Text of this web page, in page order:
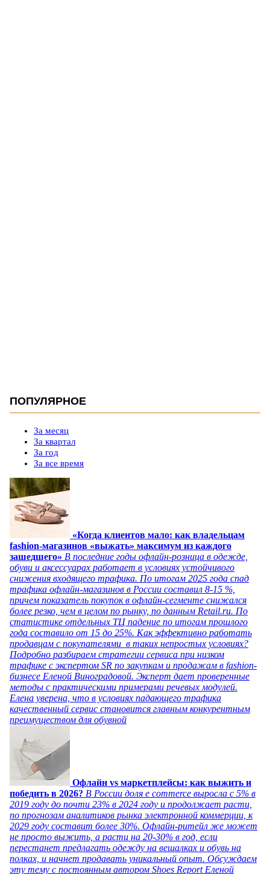
ПОПУЛЯРНОЕ
За месяц
За квартал
За год
За все время
«Когда клиентов мало: как владельцам
fashion-магазинов «выжать» максимум из каждого
зашедшего» В последние годы офлайн-розница в одежде,
обуви и аксессуарах работает в условиях устойчивого
снижения входящего трафика. По итогам 2025 года спад
трафика офлайн-магазинов в России составил 8-15 %,
причем показатель покупок в офлайн-сегменте снижался
более резко, чем в целом по рынку, по данным Retail.ru. По
статистике отдельных ТЦ падение по итогам прошлого
года составило от 15 до 25%. Как эффективно работать
продавцам с покупателями в таких непростых условиях?
Подробно разбираем стратегии сервиса при низком
трафике с экспертом SR по закупкам и продажам в fashion-
бизнесе Еленой Виноградовой. Эксперт дает проверенные
методы с практическими примерами речевых модулей.
Елена уверена, что в условиях падающего трафика
качественный сервис становится главным конкурентным
преимуществом для обувной
Офлайн vs маркетплейсы: как выжить и
победить в 2026? В России доля e commerce выросла с 5% в
2019 году до почти 23% в 2024 году и продолжает расти,
по прогнозам аналитиков рынка электронной коммерции, к
2029 году составит более 30%. Офлайн-ритейл же может
не просто выжить, а расти на 20-30% в год, если
перестанет предлагать одежду на вешалках и обувь на
полках, и начнет продавать уникальный опыт. Обсуждаем
эту тему с постоянным автором Shoes Report Еленой